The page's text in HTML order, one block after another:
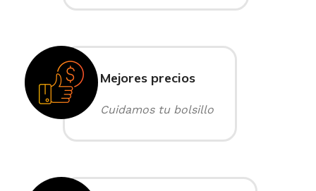
Mejores precios
Cuidamos tu bolsillo